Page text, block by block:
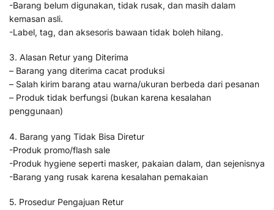
-Barang belum digunakan, tidak rusak, dan masih dalam
kemasan asli.
-Label, tag, dan aksesoris bawaan tidak boleh hilang.
3. Alasan Retur yang Diterima
– Barang yang diterima cacat produksi
– Salah kirim barang atau warna/ukuran berbeda dari pesanan
– Produk tidak berfungsi (bukan karena kesalahan
penggunaan)
4. Barang yang Tidak Bisa Diretur
-Produk promo/flash sale
-Produk hygiene seperti masker, pakaian dalam, dan sejenisnya
-Barang yang rusak karena kesalahan pemakaian
5. Prosedur Pengajuan Retur